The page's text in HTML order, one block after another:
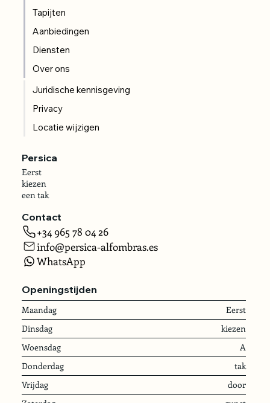
Tapijten
Aanbiedingen
Diensten
Over ons
Juridische kennisgeving
Privacy
Locatie wijzigen
Persica
Eerst
kiezen
een tak
Contact
+34 965 78 04 26
info@persica-alfombras.es
WhatsApp
Openingstijden
Maandag
Eerst
Dinsdag
kiezen
Woensdag
A
Donderdag
tak
Vrijdag
door